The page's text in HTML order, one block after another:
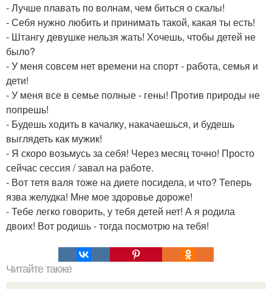
- Лучше плавать по волнам, чем биться о скалы!
- Себя нужно любить и принимать такой, какая ты есть!
- Штангу девушке нельзя жать! Хочешь, чтобы детей не
было?
- У меня совсем нет времени на спорт - работа, семья и
дети!
- У меня все в семье полные - гены! Против природы не
попрешь!
- Будешь ходить в качалку, накачаешься, и будешь
выглядеть как мужик!
- Я скоро возьмусь за себя! Через месяц точно! Просто
сейчас сессия / завал на работе.
- Вот тетя валя тоже на диете посидела, и что? Теперь
язва желудка! Мне мое здоровье дороже!
- Тебе легко говорить, у тебя детей нет! А я родила
двоих! Вот родишь - тогда посмотрю на тебя!
Читайте также